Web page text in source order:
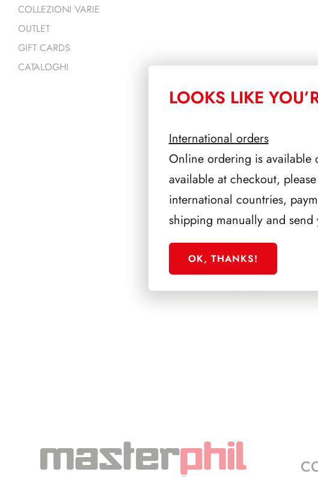
PRODOTTI
SFORZESCO ITALIA 1988
PAGINE 3
COLLEZIONI VARIE
OUTLET
GIFT CARDS
CATALOGHI
LOOKS LIKE
International orders
Online ordering is available
available at checkout,
international countries,
shipping manually and
OK, THANKS!